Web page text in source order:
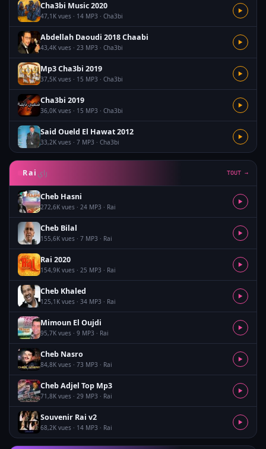
Cha3bi Music 2020
47,1K vues · 14 MP3 · Cha3bi
▶
Abdellah Daoudi 2018 Chaabi
43,4K vues · 23 MP3 · Cha3bi
▶
Mp3 Cha3bi 2019
37,5K vues · 15 MP3 · Cha3bi
▶
Cha3bi 2019
36,0K vues · 15 MP3 · Cha3bi
▶
Said Oueld El Hawat 2012
33,2K vues · 7 MP3 · Cha3bi
▶
Rai راي TOUT →
Cheb Hasni
272,6K vues · 24 MP3 · Rai
▶
Cheb Bilal
155,6K vues · 7 MP3 · Rai
▶
Rai 2020
154,9K vues · 25 MP3 · Rai
▶
Cheb Khaled
125,1K vues · 34 MP3 · Rai
▶
Mimoun El Oujdi
95,7K vues · 9 MP3 · Rai
▶
Cheb Nasro
84,8K vues · 73 MP3 · Rai
▶
Cheb Adjel Top Mp3
71,8K vues · 29 MP3 · Rai
▶
Souvenir Rai v2
68,2K vues · 14 MP3 · Rai
▶